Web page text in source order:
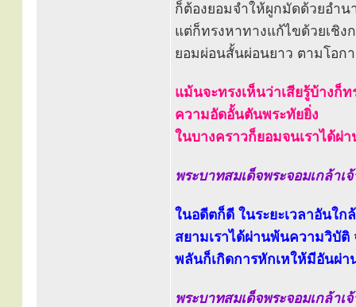
ก็ต้องยอมจำให้ผูกมัดด้วยอำน
แต่ก็ทรงหาทางแก้ไขด้วยเชิงก
ยอมผ่อนสั้นผ่อนยาว ตามโอก
แม้นจะทรงเห็นว่าเสียรู้บ้างก็ท
ความอัดอั้นตันพระทัยยิ่ง
ในบางคราวก็ยอมจนเราได้
พระบาทสมเด็จพระจอมเกล้า
ในอดีตก็ดี ในระยะเวลาอันใก
สยามเราได้ผ่านพ้นความวิบัติ
พลันก็เกิดการหักเหให้มีอันผ่า
พระบาทสมเด็จพระจอมเกล้าเ